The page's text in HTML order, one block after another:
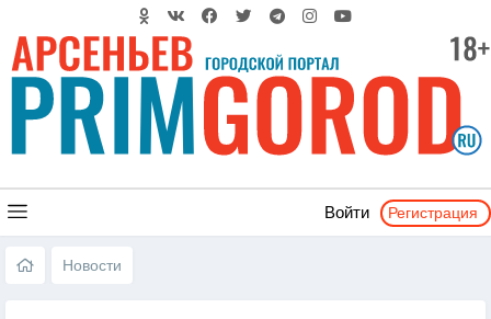
Войти Регистрация
Новости